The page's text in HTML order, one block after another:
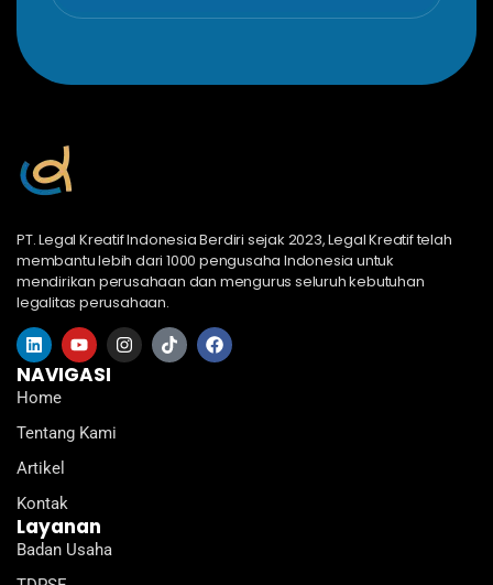
PT. Legal Kreatif Indonesia Berdiri sejak 2023, Legal Kreatif telah
membantu lebih dari 1000 pengusaha Indonesia untuk
mendirikan perusahaan dan mengurus seluruh kebutuhan
legalitas perusahaan.
L
i
n
k
e
i
n
Y
o
u
t
b
e
I
n
s
T
i
k
F
a
c
NAVIGASI
Home
Tentang Kami
Artikel
Kontak
Layanan
Badan Usaha